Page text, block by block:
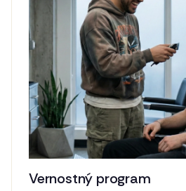
Vernostný program